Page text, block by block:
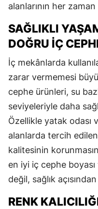
alanlarının her
SAĞLIKLI
DOĞRU İÇ
İç mekânlarda
zarar vermemesi
cephe ürünleri, su
seviyeleriyle daha
Özellikle yatak odası
alanlarda tercih
kalitesinin
en iyi iç cephe boyası
değil, sağlık
RENK